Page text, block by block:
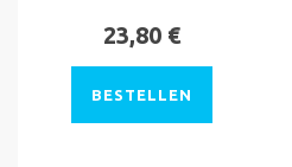
23,80 €
BESTELLEN